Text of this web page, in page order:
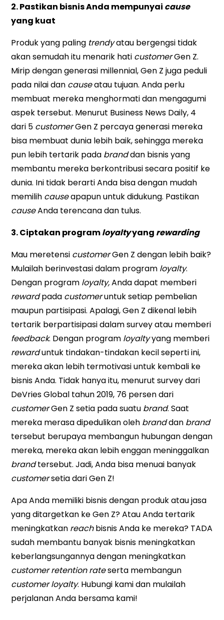
2. Pastikan bisnis Anda mempunyai cause
yang kuat
Produk yang paling trendyatau bergengsi tidak
akan semudah itu menarik hati customerGen Z.
Mirip dengan generasi millennial, Gen Z juga peduli
pada nilai dan causeatau tujuan. Anda perlu
membuat mereka menghormati dan mengagumi
aspek tersebut. Menurut Business News Daily, 4
dari 5 customerGen Z percaya generasi mereka
bisa membuat dunia lebih baik, sehingga mereka
pun lebih tertarik pada branddan bisnis yang
membantu mereka berkontribusi secara positif ke
dunia. Ini tidak berarti Anda bisa dengan mudah
memilih causeapapun untuk didukung. Pastikan
causeAnda terencana dan tulus.
3. Ciptakan programloyaltyyang rewarding
Mau meretensi customerGen Z dengan lebih baik?
Mulailah berinvestasi dalam program loyalty.
Dengan program loyalty,Anda dapat memberi
rewardpada customeruntuk setiap pembelian
maupun partisipasi. Apalagi, Gen Z dikenal lebih
tertarik berpartisipasi dalam survey atau memberi
feedback. Dengan program loyaltyyang memberi
rewarduntuk tindakan-tindakan kecil seperti ini,
mereka akan lebih termotivasi untuk kembali ke
bisnis Anda. Tidak hanya itu, menurut survey dari
DeVries Global tahun 2019, 76 persen dari
customerGen Z setia pada suatu brand. Saat
mereka merasa dipedulikan oleh branddan brand
tersebut berupaya membangun hubungan dengan
mereka, mereka akan lebih enggan meninggalkan
brandtersebut. Jadi, Anda bisa menuai banyak
customersetia dari Gen Z!
Apa Anda memiliki bisnis dengan produk atau jasa
yang ditargetkan ke Gen Z? Atau Anda tertarik
meningkatkan reachbisnis Anda ke mereka? TADA
sudah membantu banyak bisnis meningkatkan
keberlangsungannya dengan meningkatkan
customer retention rateserta membangun
customer loyalty. Hubungi kami dan mulailah
perjalanan Anda bersama kami!